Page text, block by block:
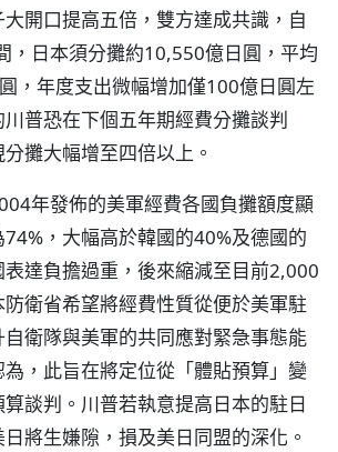
開口提高五倍，雙方達成共識，自
，日本須分攤約10,550億日圓，平均
，年度支出微幅增加僅100億日圓左
普恐在下個五年期經費分攤談判
攤大幅增至四倍以上。
年發佈的美軍經費各國負攤額度顯
，大幅高於韓國的40%及德國的
達負擔過重，後來縮減至目前2,000
衛省希望將經費性質從便於美軍駐
衛隊與美軍的共同應對緊急事態能
，此旨在將定位從「體貼預算」變
談判。川普若執意提高日本的駐日
將生嫌隙，損及美日同盟的深化。